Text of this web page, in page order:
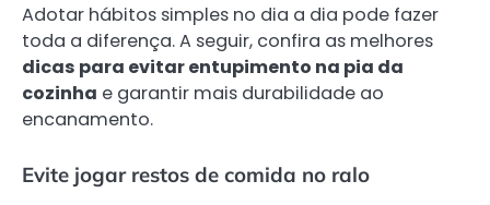
Adotar hábitos simples no dia a dia pode fazer
toda a diferença. A seguir, confira as melhores
dicas para evitar entupimento na pia da
cozinha e garantir mais durabilidade ao
encanamento.
Evite jogar restos de comida no ralo